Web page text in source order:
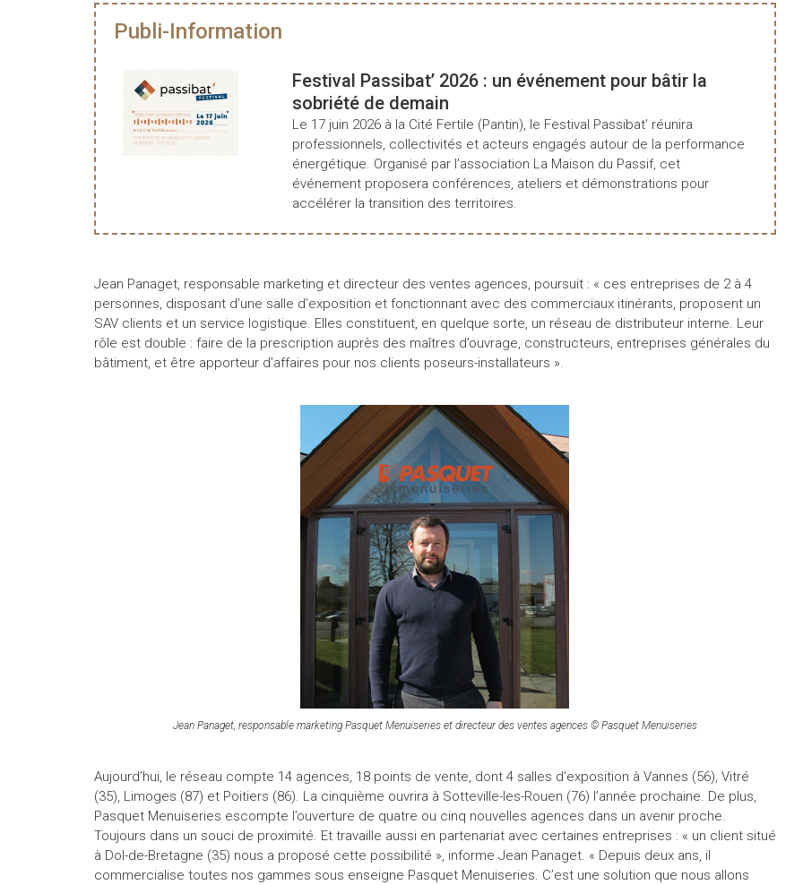
Publi-Information
Festival Passibat’ 2026 : un événement pour bâtir la
sobriété de demain
Le 17 juin 2026 à la Cité Fertile (Pantin), le Festival Passibat’ réunira
professionnels, collectivités et acteurs engagés autour de la performance
énergétique. Organisé par l’association La Maison du Passif, cet
événement proposera conférences, ateliers et démonstrations pour
accélérer la transition des territoires.
Jean Panaget, responsable marketing et directeur des ventes agences, poursuit : « ces entreprises de 2 à 4
personnes, disposant d’une salle d’exposition et fonctionnant avec des commerciaux itinérants, proposent un
SAV clients et un service logistique. Elles constituent, en quelque sorte, un réseau de distributeur interne. Leur
rôle est double : faire de la prescription auprès des maîtres d’ouvrage, constructeurs, entreprises générales du
bâtiment, et être apporteur d’affaires pour nos clients poseurs-installateurs ».
Jean Panaget, responsable marketing Pasquet Menuiseries et directeur des ventes agences © Pasquet Menuiseries
Aujourd’hui, le réseau compte 14 agences, 18 points de vente, dont 4 salles d’exposition à Vannes (56), Vitré
(35), Limoges (87) et Poitiers (86). La cinquième ouvrira à Sotteville-les-Rouen (76) l’année prochaine. De plus,
Pasquet Menuiseries escompte l’ouverture de quatre ou cinq nouvelles agences dans un avenir proche.
Toujours dans un souci de proximité. Et travaille aussi en partenariat avec certaines entreprises : « un client situé
à Dol-de-Bretagne (35) nous a proposé cette possibilité », informe Jean Panaget. « Depuis deux ans, il
commercialise toutes nos gammes sous enseigne Pasquet Menuiseries. C’est une solution que nous allons